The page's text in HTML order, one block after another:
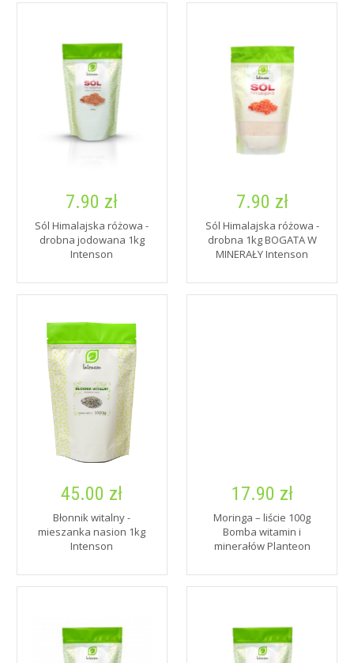
7.90 zł
Sól Himalajska różowa -
drobna jodowana 1kg
Intenson
7.90 zł
Sól Himalajska różowa -
drobna 1kg BOGATA W
MINERAŁY Intenson
45.00 zł
Błonnik witalny -
mieszanka nasion 1kg
Intenson
17.90 zł
Moringa – liście 100g
Bomba witamin i
minerałów Planteon